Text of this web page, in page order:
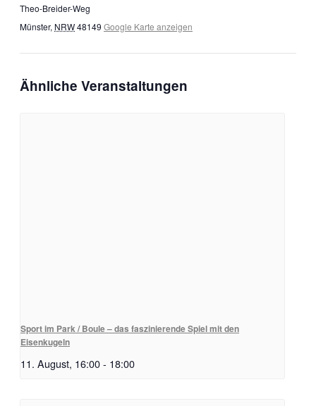
Theo-Breider-Weg
Münster, NRW48149 Google Karte anzeigen
Ähnliche Veranstaltungen
Sport im Park / Boule – das faszinierende Spiel mit den
Eisenkugeln
11. August, 16:00- 18:00